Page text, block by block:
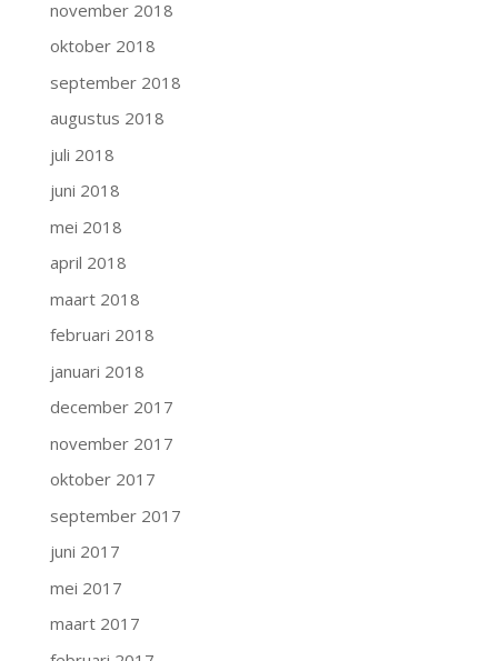
november 2018
oktober 2018
september 2018
augustus 2018
juli 2018
juni 2018
mei 2018
april 2018
maart 2018
februari 2018
januari 2018
december 2017
november 2017
oktober 2017
september 2017
juni 2017
mei 2017
maart 2017